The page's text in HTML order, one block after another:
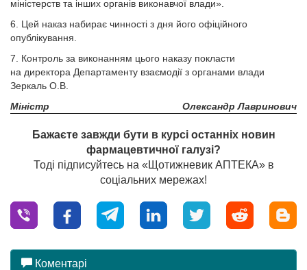
міністерств та інших органів виконавчої влади».
6. Цей наказ набирає чинності з дня його офіційного
опублікування.
7. Контроль за виконанням цього наказу покласти
на директора Департаменту взаємодії з органами влади
Зеркаль О.В.
Міністр
Олександр Лавринович
Бажаєте завжди бути в курсі останніх новин
фармацевтичної галузі?
Тоді підписуйтесь на «Щотижневик АПТЕКА» в
соціальних мережах!
Коментарі